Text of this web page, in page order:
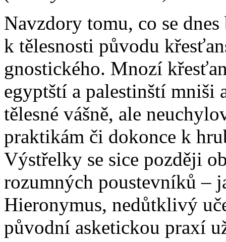
Navzdory tomu, co se
k tělesnosti původu
gnostického. Mnozí
egyptští a palestinští mniši
tělesné vášně, ale
praktikám či dokonce k
Výstřelky se sice později
rozumných poustevníků –
Hieronymus, nedůtklivý
původní asketickou praxí